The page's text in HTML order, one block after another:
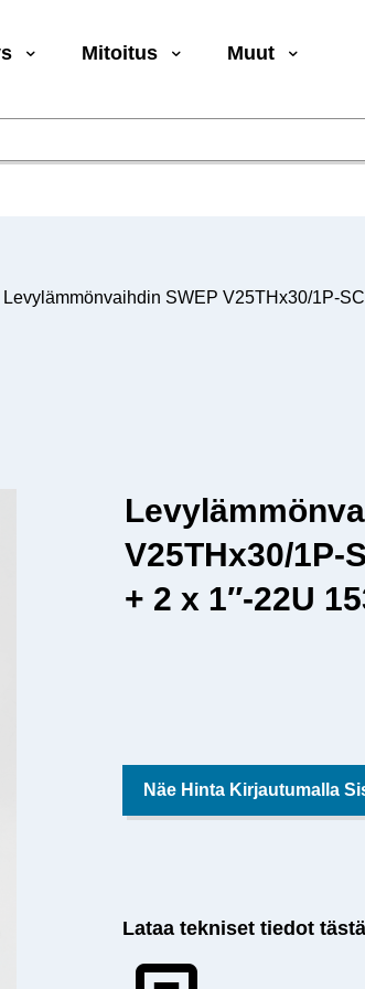
Mitoitus Muut
Levylämmönvaihdin SWEP V25THx30/1P-
V25THx30/1P-
+ 2 x 1″-22U
Näe Hinta Kirjautumalla
Lataa tekniset tiedot